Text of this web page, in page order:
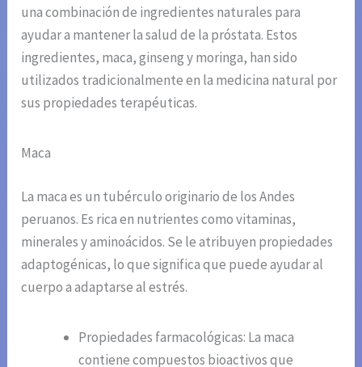
una combinación de ingredientes naturales para
ayudar a mantener la salud de la próstata. Estos
ingredientes, maca, ginseng y moringa, han sido
utilizados tradicionalmente en la medicina natural por
sus propiedades terapéuticas.
Maca
La maca es un tubérculo originario de los Andes
peruanos. Es rica en nutrientes como vitaminas,
minerales y aminoácidos. Se le atribuyen propiedades
adaptogénicas, lo que significa que puede ayudar al
cuerpo a adaptarse al estrés.
Propiedades farmacológicas: La maca
contiene compuestos bioactivos que